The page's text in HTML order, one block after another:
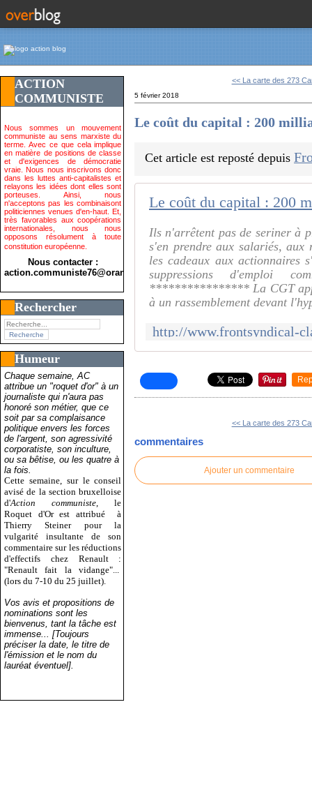
ACTION
COMMUNISTE
Nous sommes un mouvement
communiste au sens marxiste du
terme. Avec ce que cela implique
en matière de positions de classe
et d'exigences de démocratie
vraie. Nous nous inscrivons donc
dans les luttes anti-capitalistes et
relayons les idées dont elles sont
porteuses. Ainsi, nous
n'acceptons pas les combinaisont
politiciennes venues d'en-haut. Et,
très favorables aux coopérations
internationales, nous nous
opposons résolument à toute
constitution européenne.
Nous contacter :
action.communiste76@orange.fr>
Rechercher
Humeur
Chaque semaine, AC
attribue un "roquet d'or" à un
journaliste qui n'aura pas
honoré son métier, que ce
soit par sa complaisance
politique envers les forces
de l'argent, son agressivité
corporatiste, son inculture,
ou sa bêtise, ou les quatre à
la fois.
Cette semaine, sur le conseil
avisé de la section bruxelloise
d'Action communiste , le
Roquet d'Or est attribué
à
Thierry Steiner pour la
vulgarité insultante de son
commentaire sur les réductions
d'effectifs chez Renault :
"Renault fait la vidange"...
(lors du 7-10 du 25 juillet).
Vos avis et propositions de
nominations sont les
bienvenus, tant la tâche est
immense... [Toujours
préciser la date, le titre de
l'émission et le nom du
lauréat éventuel].
<< La carte des 273
5 février 2018
Le coût du capital : 200
Cet article est reposté depuis
Le coût du capital : 200
Ils n'arrêtent pas de seriner à
s'en prendre aux salariés,
les cadeaux aux actionnaires
suppressions d'emploi
**************** La CGT
à un rassemblement devant
<< La carte des 273
commentaires
Ajouter un commentaire